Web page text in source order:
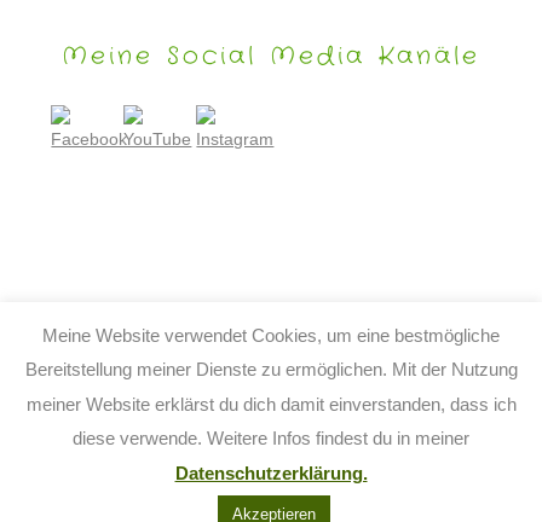
Meine Social Media Kanäle
FACEBOOK
YOUTUBE
INSTAGRAM
Meine Website verwendet Cookies, um eine bestmögliche
Bereitstellung meiner Dienste zu ermöglichen. Mit der Nutzung
meiner Website erklärst du dich damit einverstanden, dass ich
diese verwende. Weitere Infos findest du in meiner
Datenschutzerklärung.
Akzeptieren